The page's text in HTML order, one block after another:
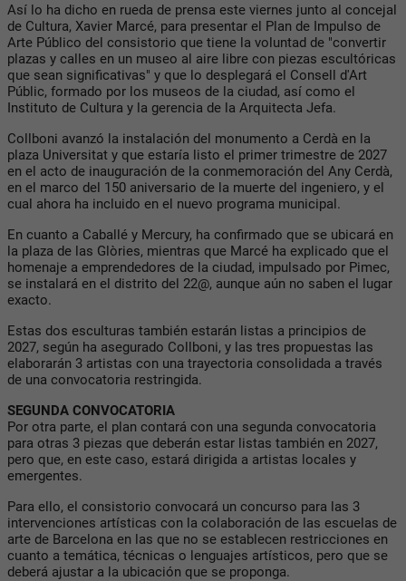
Así lo ha dicho en rueda de prensa este viernes junto al concejal
de Cultura, Xavier Marcé, para presentar el Plan de Impulso de
Arte Público del consistorio que tiene la voluntad de "convertir
plazas y calles en un museo al aire libre con piezas escultóricas
que sean significativas" y que lo desplegará el Consell d'Art
Públic, formado por los museos de la ciudad, así como el
Instituto de Cultura y la gerencia de la Arquitecta Jefa.
Collboni avanzó la instalación del monumento a Cerdà en la
plaza Universitat y que estaría listo el primer trimestre de 2027
en el acto de inauguración de la conmemoración del Any Cerdà,
en el marco del 150 aniversario de la muerte del ingeniero, y el
cual ahora ha incluido en el nuevo programa municipal.
En cuanto a Caballé y Mercury, ha confirmado que se ubicará en
la plaza de las Glòries, mientras que Marcé ha explicado que el
homenaje a emprendedores de la ciudad, impulsado por Pimec,
se instalará en el distrito del 22@, aunque aún no saben el lugar
exacto.
Estas dos esculturas también estarán listas a principios de
2027, según ha asegurado Collboni, y las tres propuestas las
elaborarán 3 artistas con una trayectoria consolidada a través
de una convocatoria restringida.
SEGUNDA CONVOCATORIA
Por otra parte, el plan contará con una segunda convocatoria
para otras 3 piezas que deberán estar listas también en 2027,
pero que, en este caso, estará dirigida a artistas locales y
emergentes.
Para ello, el consistorio convocará un concurso para las 3
intervenciones artísticas con la colaboración de las escuelas de
arte de Barcelona en las que no se establecen restricciones en
cuanto a temática, técnicas o lenguajes artísticos, pero que se
deberá ajustar a la ubicación que se proponga.